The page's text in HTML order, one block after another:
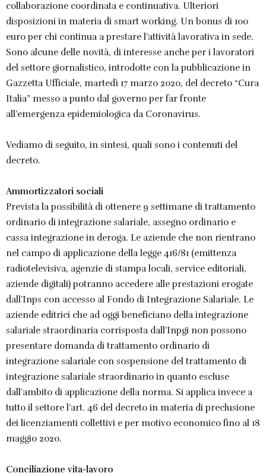
collaborazione coordinata e continuativa. Ulteriori
disposizioni in materia di smart working. Un bonus di 100
euro per chi continua a prestare l’attività lavorativa in sede.
Sono alcune delle novità, di interesse anche per i lavoratori
del settore giornalistico, introdotte con la pubblicazione in
Gazzetta Ufficiale, martedì 17 marzo 2020, del decreto “Cura
Italia” messo a punto dal governo per far fronte
all’emergenza epidemiologica da Coronavirus.
Vediamo di seguito, in sintesi, quali sono i contenuti del
decreto.
Ammortizzatori sociali
Prevista la possibilità di ottenere 9 settimane di trattamento
ordinario di integrazione salariale, assegno ordinario e
cassa integrazione in deroga. Le aziende che non rientrano
nel campo di applicazione della legge 416/81 (emittenza
radiotelevisiva, agenzie di stampa locali, service editoriali,
aziende digitali) potranno accedere alle prestazioni erogate
dall’Inps con accesso al Fondo di Integrazione Salariale. Le
aziende editrici che ad oggi beneficiano della integrazione
salariale straordinaria corrisposta dall’Inpgi non possono
presentare domanda di trattamento ordinario di
integrazione salariale con sospensione del trattamento di
integrazione salariale straordinario in quanto escluse
dall’ambito di applicazione della norma. Si applica invece a
tutto il settore l’art. 46 del decreto in materia di preclusione
dei licenziamenti collettivi e per motivo economico fino al 18
maggio 2020.
Conciliazione vita-lavoro